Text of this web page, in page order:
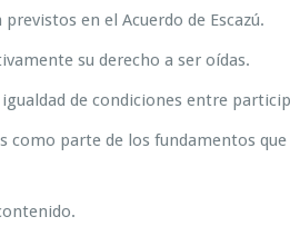
en el Acuerdo de Escazú.
su derecho a ser oídas.
de condiciones entre
como parte de los fundamentos que